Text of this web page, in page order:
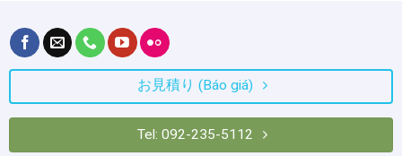
お見積り (Báo giá)
Tel: 092-235-5112